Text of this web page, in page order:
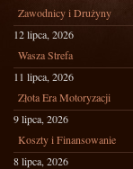
Zawodnicy i Drużyny
12 lipca, 2026
Wasza Strefa
11 lipca, 2026
Złota Era Motoryzacji
9 lipca, 2026
Koszty i Finansowanie
8 lipca, 2026